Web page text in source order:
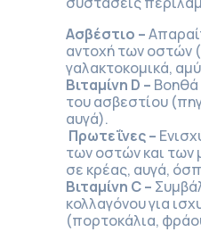
Ασβέστιο –
αντοχή των οστών
γαλακτοκομικά,
Βιταμίνη D –
του ασβεστίου
αυγά).
Πρωτεΐνες –
των οστών και των
σε κρέας, αυγά,
Βιταμίνη C –
κολλαγόνου για
(πορτοκάλια,